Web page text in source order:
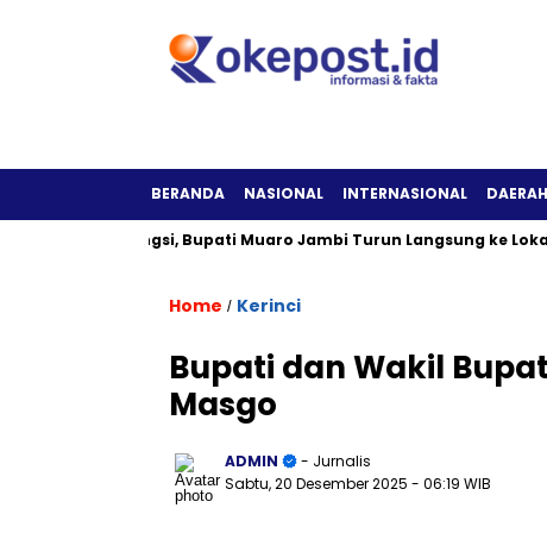
BERANDA NASIONAL INTERNASIONAL DAERAH
Berfungsi, Bupati Muaro Jambi Turun Langsung ke Lokasi
Home / Kerinci
Bupati dan Wakil
Masgo
ADMIN
- Jurnalis
Sabtu, 20 Desember 2025 - 06:19 WIB